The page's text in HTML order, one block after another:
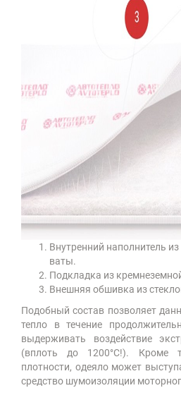
Внутренний наполнитель
ваты.
Подкладка из
Внешняя обшивка из
Подобный состав позволяет
тепло в течение
выдерживать воздействие
(вплоть до 1200°С!). Кроме
плотности, одеяло может
средство шумоизоляции